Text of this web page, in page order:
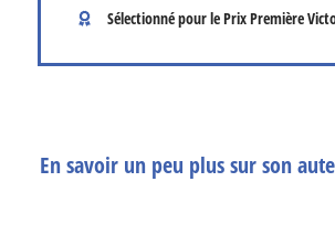
Sélectionné pour le Prix Première
En savoir un peu plus sur son